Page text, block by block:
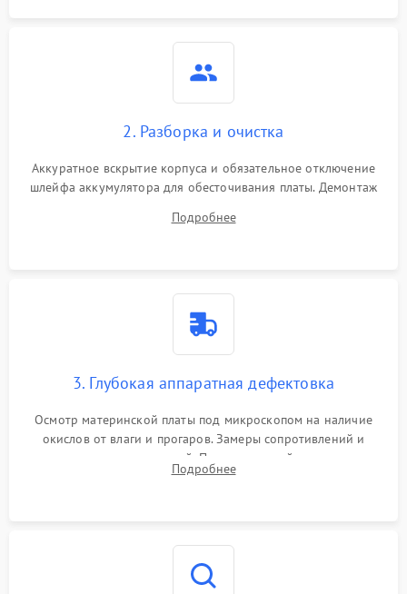
2. Разборка и очистка
Аккуратное вскрытие корпуса и обязательное отключение
шлейфа аккумулятора для обесточивания платы. Демонтаж
высохшей термопасты с кристаллов чипов.
Подробнее
3. Глубокая аппаратная дефектовка
Осмотр материнской платы под микроскопом на наличие
окислов от влаги и прогаров. Замеры сопротивлений и
дежурных напряжений. Проверка цепей питания,
мультиконтроллера, процессора и видеочипа.
Подробнее